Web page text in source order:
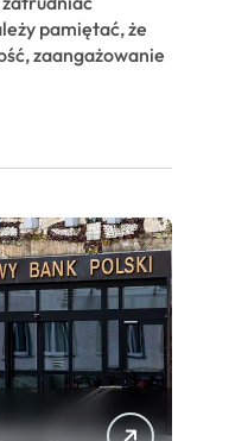
pamiętać, że
zaangażowanie